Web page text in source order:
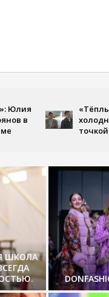
«Тёплый
холодная
точкой
ШКОЛА